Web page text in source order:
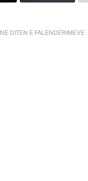
NE DITEN E FALENDERIMEVE